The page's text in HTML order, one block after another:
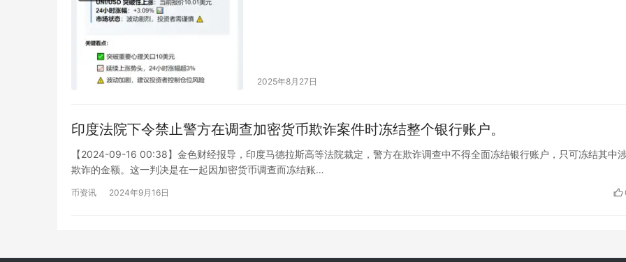
2025年8月27日
印度法院下令禁止警方在调查加密货币欺诈案件时冻结整个银行账户。
【2024-09-16 00:38】金色财经报导，印度马德拉斯高等法院裁定，警方在欺诈调查中不得全面冻结银行账户，只可冻结其中
欺诈的金额。这一判决是在一起因加密货币调查而冻结账…
币资讯 2024年9月16日